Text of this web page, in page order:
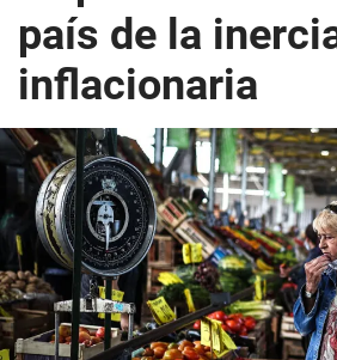
país de la
inflacionaria